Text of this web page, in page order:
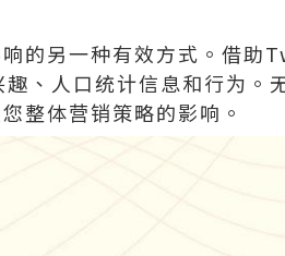
的另一种有效方式。借助
、人口统计信息和行为。
整体营销策略的影响。